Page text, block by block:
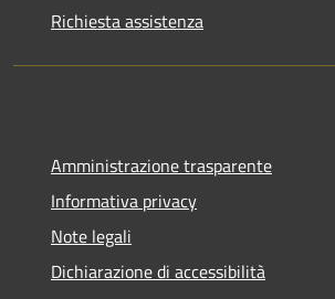
Richiesta assistenza
Amministrazione trasparente
Informativa privacy
Note legali
Dichiarazione di accessibilità